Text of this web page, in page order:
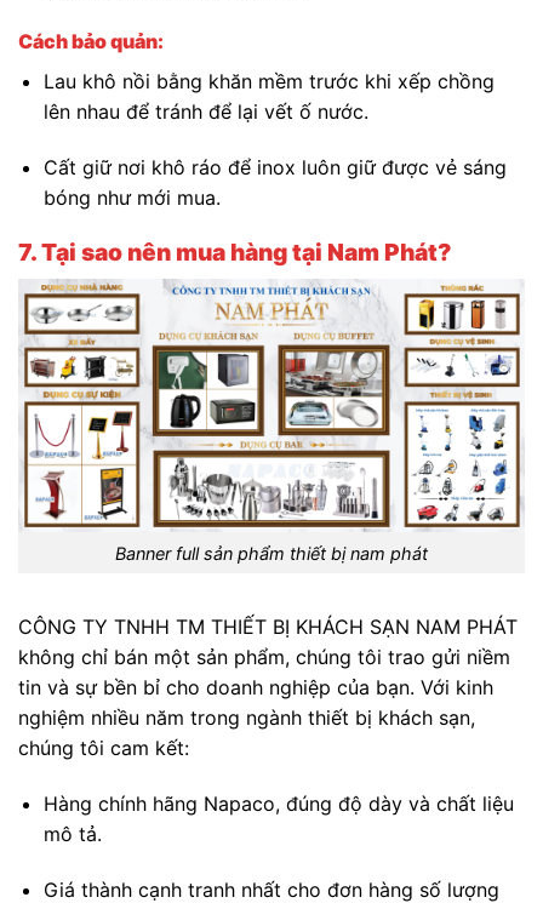
Cách bảo quản:
Lau khô nồi bằng khăn mềm trước khi xếp chồng
lên nhau để tránh để lại vết ố nước.
Cất giữ nơi khô ráo để inox luôn giữ được vẻ sáng
bóng như mới mua.
7. Tại sao nên mua hàng tại Nam Phát?
Banner full sản phẩm thiết bị nam phát
CÔNG TY TNHH TM THIẾT BỊ KHÁCH SẠN NAM PHÁT
không chỉ bán một sản phẩm, chúng tôi trao gửi niềm
tin và sự bền bỉ cho doanh nghiệp của bạn. Với kinh
nghiệm nhiều năm trong ngành thiết bị khách sạn,
chúng tôi cam kết:
Hàng chính hãng Napaco, đúng độ dày và chất liệu
mô tả.
Giá thành cạnh tranh nhất cho đơn hàng số lượng